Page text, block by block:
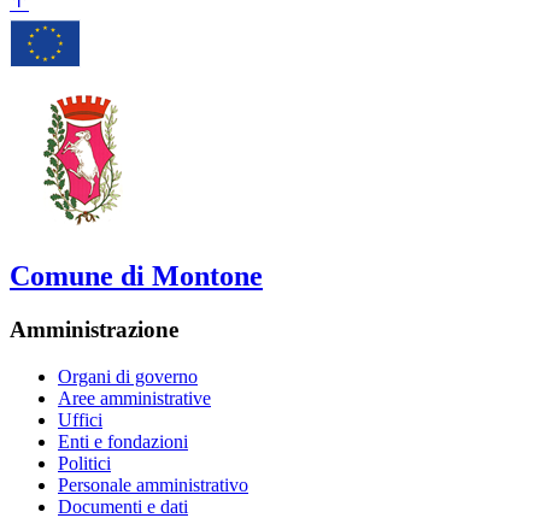
Comune di Montone
Amministrazione
Organi di governo
Aree amministrative
Uffici
Enti e fondazioni
Politici
Personale amministrativo
Documenti e dati